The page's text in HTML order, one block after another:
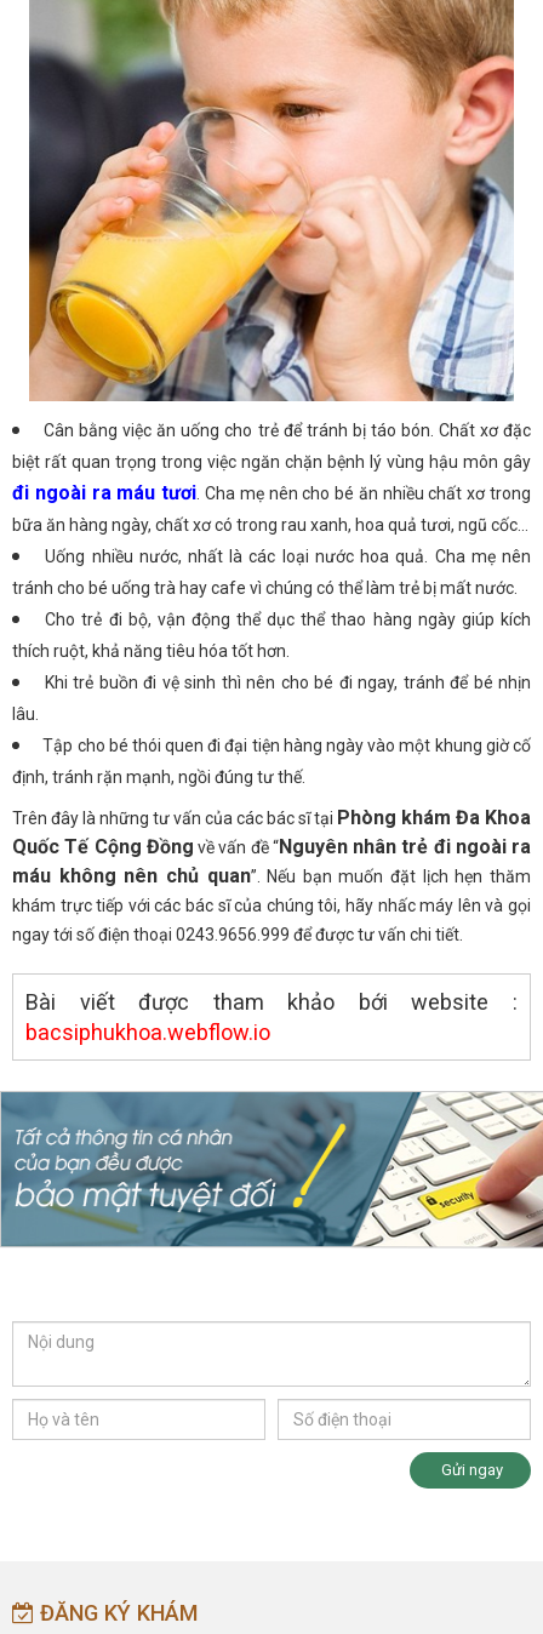
Cân bằng việc ăn uống cho trẻ để tránh bị táo bón. Chất xơ đặc
biệt rất quan trọng trong việc ngăn chặn bệnh lý vùng hậu môn gây
đi ngoài ra máu tươi . Cha mẹ nên cho bé ăn nhiều chất xơ trong
bữa ăn hàng ngày, chất xơ có trong rau xanh, hoa quả tươi, ngũ cốc...
Uống nhiều nước, nhất là các loại nước hoa quả. Cha mẹ nên
tránh cho bé uống trà hay cafe vì chúng có thể làm trẻ bị mất nước.
Cho trẻ đi bộ, vận động thể dục thể thao hàng ngày giúp kích
thích ruột, khả năng tiêu hóa tốt hơn.
Khi trẻ buồn đi vệ sinh thì nên cho bé đi ngay, tránh để bé nhịn
lâu.
Tập cho bé thói quen đi đại tiện hàng ngày vào một khung giờ cố
định, tránh rặn mạnh, ngồi đúng tư thế.
Trên đây là những tư vấn của các bác sĩ tại Phòng khám Đa Khoa
Quốc Tế Cộng Đồng về vấn đề “Nguyên nhân trẻ đi ngoài ra
máu không nên chủ quan”. Nếu bạn muốn đặt lịch hẹn thăm
khám trực tiếp với các bác sĩ của chúng tôi, hãy nhấc máy lên và gọi
ngay tới số điện thoại 0243.9656.999 để được tư vấn chi tiết.
Bài viết được tham khảo bới website :
bacsiphukhoa.webflow.io
Gửi ngay
ĐĂNG KÝ KHÁM